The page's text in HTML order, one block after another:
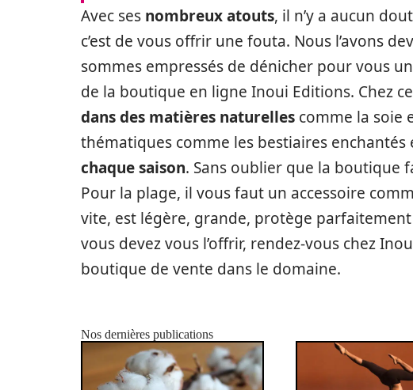
Avec ses nombreux atouts, il n’y a aucun
c’est de vous offrir une fouta. Nous l’avons
sommes empressés de dénicher pour vous
de la boutique en ligne Inoui Editions. Chez
dans des matières naturelles comme la soie
thématiques comme les bestiaires enchantés
chaque saison. Sans oublier que la boutique
Pour la plage, il vous faut un accessoire
vite, est légère, grande, protège
vous devez vous l’offrir, rendez-vous chez
boutique de vente dans le domaine.
Nos dernières publications